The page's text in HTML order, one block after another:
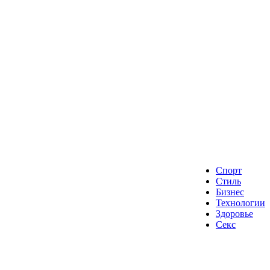
Спорт
Стиль
Бизнес
Технологии
Здоровье
Секс